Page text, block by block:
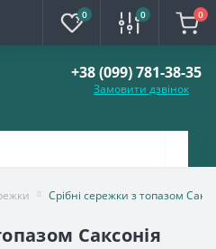
0 0 0
+38 (099) 781-38-35
Замовити дзвінок
Срібні сережки з топазом
Саксонія